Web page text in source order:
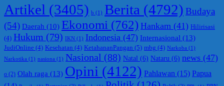
Artikel (3405) b (1) Berita (4792) Budaya
(54) Daerah (10) Ekonomi (762) Hankam (41) Hilirisasi
(4) Hukum (79) IKN (1) Indonesia (47) Internasional (13)
JudiOnline (4) Kesehatan (4) KetahananPangan (5) mbg (4) Narkoba (1)
Narkotika (1) nasiona (1) Nasional (88) Natal (6) Nataru (6) news (47)
o (2) Olah raga (13) Opini (4122) Pahlawan (15) Papua